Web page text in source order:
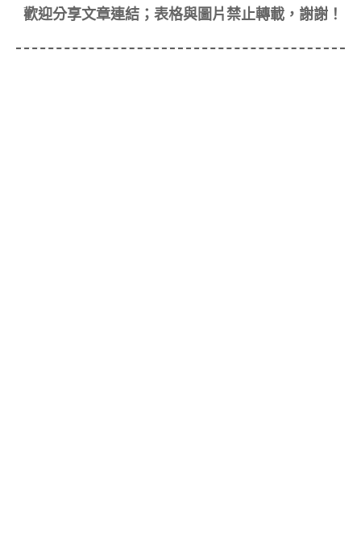
歡迎分享文章連結；表格與圖片禁止轉載，謝謝！